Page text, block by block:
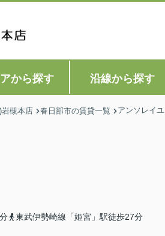
から探す 沿線から探す
槻本店 春日部市の賃貸一覧 アンソレイユ
東武伊勢崎線「姫宮」駅徒歩27分